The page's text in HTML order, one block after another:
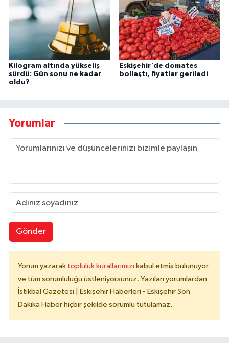
Kilogram altında yükseliş
sürdü: Gün sonu ne kadar
oldu?
Eskişehir'de domates
bollaştı, fiyatlar geriledi
Yorumlar
Gönder
Yorum yazarak topluluk kurallarımızı kabul etmiş bulunuyor
ve tüm sorumluluğu üstleniyorsunuz. Yazılan yorumlardan
İstikbal Gazetesi | Eskişehir Haberleri - Eskişehir Son
Dakika Haber hiçbir şekilde sorumlu tutulamaz.